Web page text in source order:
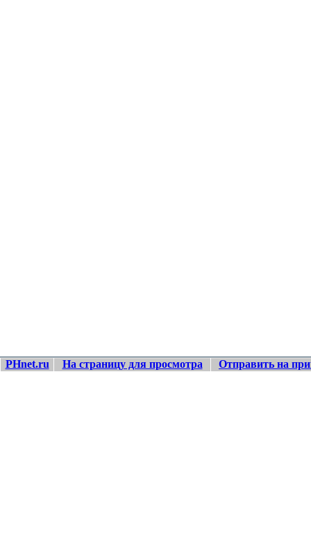
PHnet.ru На страницу для просмотра Отправить на